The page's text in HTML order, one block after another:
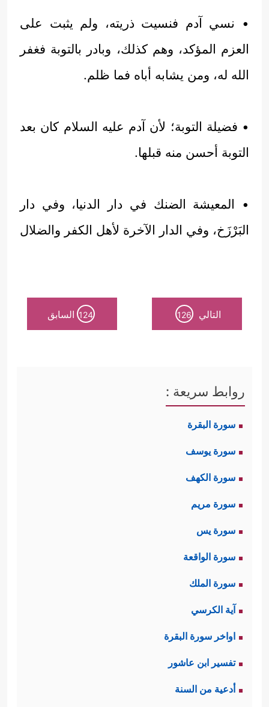
• نسي آدم فنسيت ذريته، ولم يثبت على
العزم المؤكد، وهم كذلك، وبادر بالتوبة فغفر
الله له، ومن يشابه أباه فما ظلم.
• فضيلة التوبة؛ لأن آدم عليه السلام كان بعد
التوبة أحسن منه قبلها.
• المعيشة الضنك في دار الدنيا، وفي دار
البَرْزَخ، وفي الدار الآخرة لأهل الكفر والضلال
التالي 126
124 السابق
روابط سريعة :
سورة البقرة
سورة يوسف
سورة الكهف
سورة مريم
سورة يس
سورة الواقعة
سورة الملك
آية الكرسي
اواخر سورة البقرة
تفسير ابن عاشور
أدعية من السنة